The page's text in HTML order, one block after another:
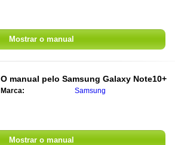
Mostrar o manual
O manual pelo Samsung Galaxy Note10+
Marca: Samsung
Mostrar o manual